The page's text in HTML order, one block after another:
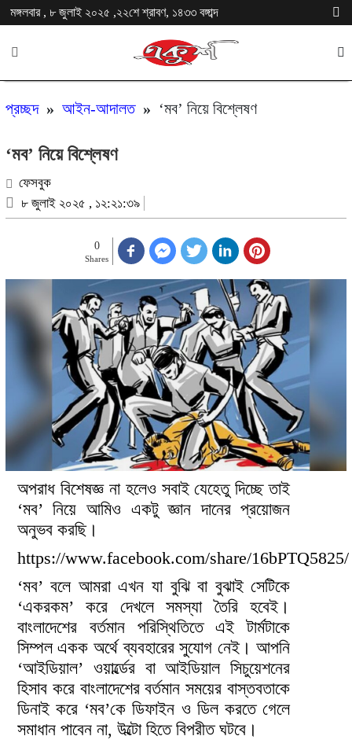
মঙ্গলবার , ৮ জুলাই ২০২৫ ,২২শে শ্রাবণ, ১৪৩৩ বঙ্গাব্দ
প্রচ্ছদ» আইন-আদালত» ‘মব’ নিয়ে বিশ্লেষণ
‘মব’ নিয়ে বিশ্লেষণ
ফেসবুক
৮ জুলাই ২০২৫ , ১২:২১:৩৯
0
Shares
অপরাধ বিশেষজ্ঞ না হলেও সবাই যেহেতু দিচ্ছে তাই
‘মব’ নিয়ে আমিও একটু জ্ঞান দানের প্রয়োজন
অনুভব করছি।
https://www.facebook.com/share/16bPTQ5825/
‘মব’ বলে আমরা এখন যা বুঝি বা বুঝাই সেটিকে
‘একরকম’ করে দেখলে সমস্যা তৈরি হবেই।
বাংলাদেশের বর্তমান পরিস্থিতিতে এই টার্মটাকে
সিম্পল একক অর্থে ব্যবহারের সুযোগ নেই। আপনি
‘আইডিয়াল’ ওয়ার্ল্ডের বা আইডিয়াল সিচুয়েশনের
হিসাব করে বাংলাদেশের বর্তমান সময়ের বাস্তবতাকে
ডিনাই করে ‘মব’কে ডিফাইন ও ডিল করতে গেলে
সমাধান পাবেন না, উল্টো হিতে বিপরীত ঘটবে।